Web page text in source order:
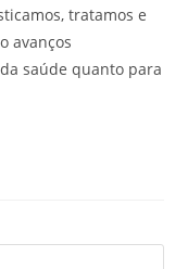
tratamos e
avanços
saúde quanto para